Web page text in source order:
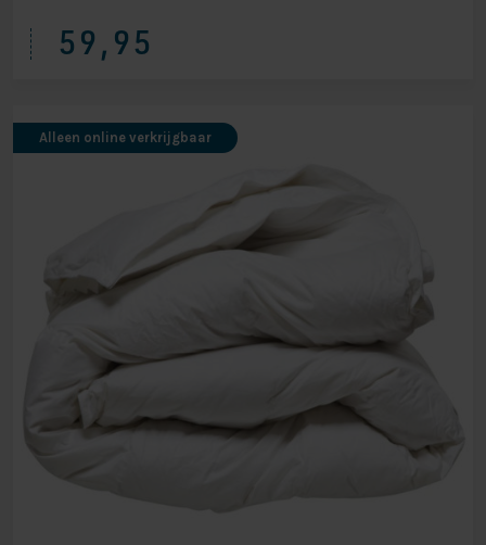
59,95
Alleen online verkrijgbaar